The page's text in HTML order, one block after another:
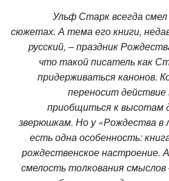
Ульф Старк всегда смел
сюжетах. А тема его книги,
русский, ‒ праздник
что такой писатель как
придерживаться канонов.
переносит действие
приобщиться к высотам
зверюшкам. Но у «Рождества в
есть одна особенность:
рождественское настроение.
смелость толкования